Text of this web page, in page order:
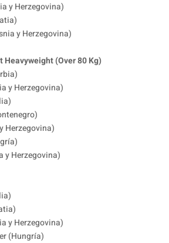
y Herzegovina)
y Herzegovina)
(Over 80 Kg)
y Herzegovina)
Herzegovina)
y Herzegovina)
y Herzegovina)
(Hungría)